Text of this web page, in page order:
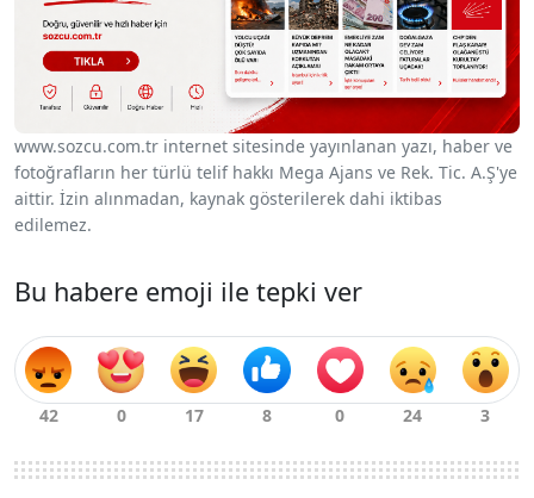
www.sozcu.com.tr internet sitesinde yayınlanan yazı, haber ve
fotoğrafların her türlü telif hakkı Mega Ajans ve Rek. Tic. A.Ş'ye
aittir. İzin alınmadan, kaynak gösterilerek dahi iktibas
edilemez.
Bu habere emoji ile tepki ver